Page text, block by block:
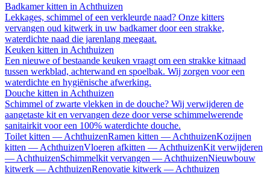
Badkamer kitten in Achthuizen
Lekkages, schimmel of een verkleurde naad? Onze kitters
vervangen oud kitwerk in uw badkamer door een strakke,
waterdichte naad die jarenlang meegaat.
Keuken kitten in Achthuizen
Een nieuwe of bestaande keuken vraagt om een strakke kitnaad
tussen werkblad, achterwand en spoelbak. Wij zorgen voor een
waterdichte en hygiënische afwerking.
Douche kitten in Achthuizen
Schimmel of zwarte vlekken in de douche? Wij verwijderen de
aangetaste kit en vervangen deze door verse schimmelwerende
sanitairkit voor een 100% waterdichte douche.
Toilet kitten — AchthuizenRamen kitten — AchthuizenKozijnen
kitten — AchthuizenVloeren afkitten — AchthuizenKit verwijderen
— AchthuizenSchimmelkit vervangen — AchthuizenNieuwbouw
kitwerk — AchthuizenRenovatie kitwerk — Achthuizen